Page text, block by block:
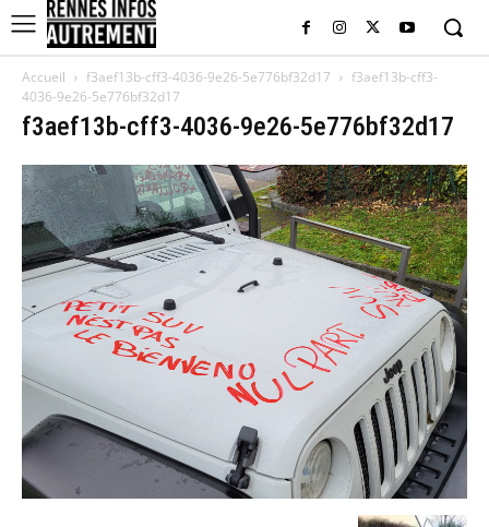
Accueil f3aef13b-cff3-4036-9e26-5e776bf32d17
f3aef13b-cff3-
4036-9e26-5e776bf32d17
f3aef13b-cff3-4036-9e26-5e776bf32d17